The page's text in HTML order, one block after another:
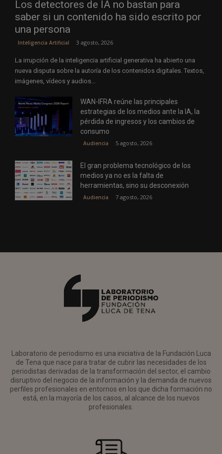
Los detectores de IA no bastan para
saber si un contenido ha sido escrito por
una persona
Inteligencia Artificial 3 agosto, 2026
La irrupción de la inteligencia artificial generativa ha abierto una
nueva disputa sobre la autoría de los contenidos digitales. Textos,
imágenes, vídeos y audios...
WAN-IFRA reúne las principales
estrategias de los medios ante la IA, la
pérdida de ingresos y los cambios de
consumo
Audiencia 5 agosto, 2026
El gran problema tecnológico de los
medios ya no es la falta de
herramientas, sino su desconexión
Audiencia 7 agosto, 2026
Laboratorio de periodismo es una iniciativa de la Fundación Luca
de Tena que nace para tratar de cubrir las necesidades de los
periodistas derivadas de la transformación del sector, el cambio
disruptivo del negocio de la información y la demanda de nuevos
perfiles profesionales en entornos en los que dicha formación no
está, en la mayoría de los casos, al alcance de los nuevos
profesionales.